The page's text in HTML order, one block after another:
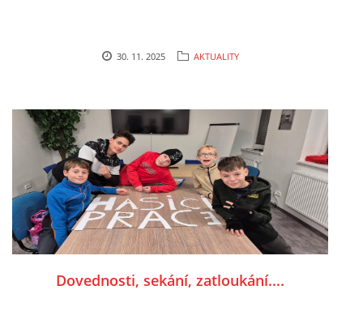
30. 11. 2025 AKTUALITY
Dovednosti, sekání, zatloukání....